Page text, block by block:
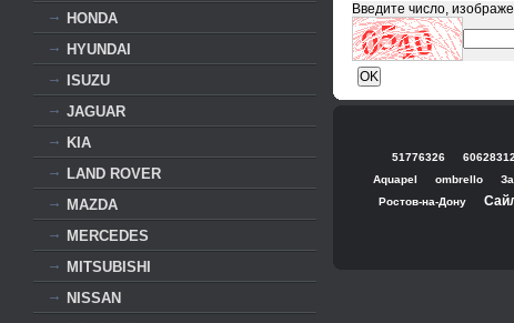
HONDA
HYUNDAI
ISUZU
JAGUAR
KIA
LAND ROVER
MAZDA
MERCEDES
MITSUBISHI
NISSAN
Введите число,
51776326 60628312
Aquapel ombrello
Ростов-на-Дону